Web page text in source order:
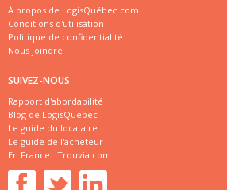
À propos de LogisQuébec.com
Conditions d'utilisation
Politique de confidentialité
Nous joindre
SUIVEZ-NOUS
Rapport d'abordabilité
Blog de LogisQuébec
Le guide du locataire
Le guide de l'acheteur
En France : Trouvia.com